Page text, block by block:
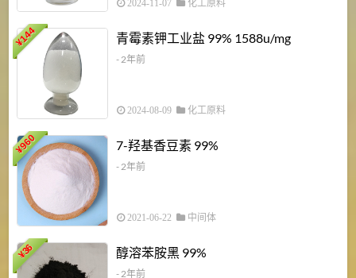
2024-11-07 化工原料
¥
144 青霉素钾工业盐 99% 1588u/mg
- 2年前
2024-08-09 化工原料
¥
960 7-羟基香豆素 99%
- 2年前
2021-06-22 中间体
¥
36 醇溶苯胺黑 99%
- 2年前